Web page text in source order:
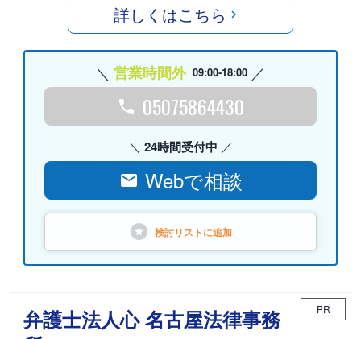
詳しくはこちら
営業時間外 09:00-18:00
05075864430
24時間受付中
Webで相談
検討リストに追加
弁護士法人心 名古屋法律事務
PR